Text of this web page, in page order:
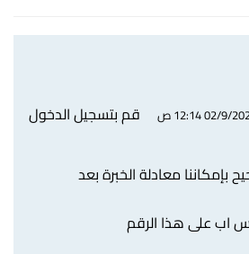
2021 12:14 ص
قم بتسجيل الدخول
بإمكاننا معادلة الخبرة بعد
اب على هذا الرقم